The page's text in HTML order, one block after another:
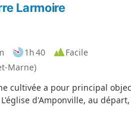
Larmoire
1h 40
Facile
Marne)
cultivée a pour principal
d'Amponville, au